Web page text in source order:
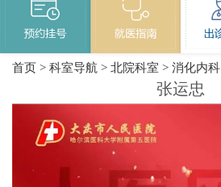
首页 >科室导航 >北院科室 >消化内科
张运忠